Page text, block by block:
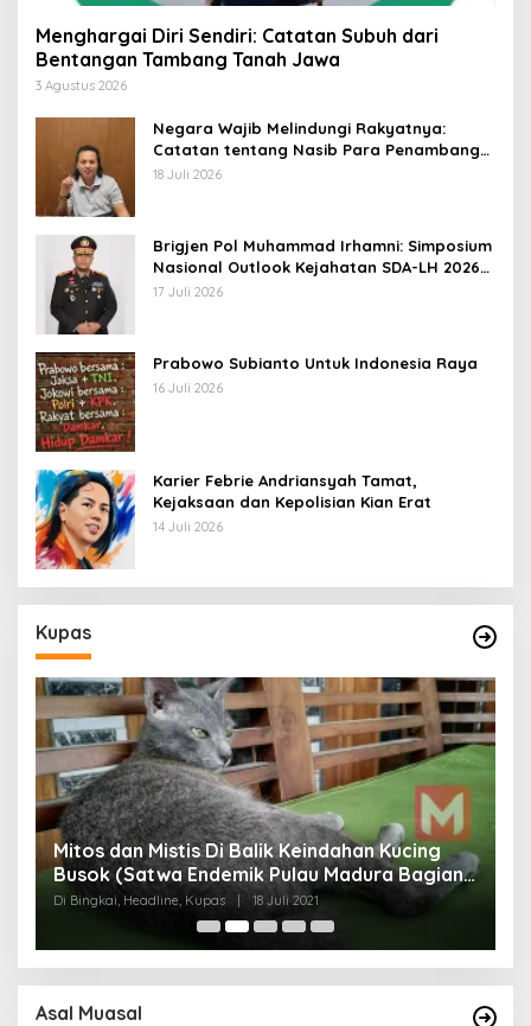
Menghargai Diri Sendiri: Catatan Subuh dari
Bentangan Tambang Tanah Jawa
3 Agustus 2026
Negara Wajib Melindungi Rakyatnya:
Catatan tentang Nasib Para Penambang
Belerang Kawah Ijen
18 Juli 2026
Brigjen Pol Muhammad Irhamni: Simposium
Nasional Outlook Kejahatan SDA-LH 2026–
2030 Beri Banyak Masukan Bagi APH
17 Juli 2026
Prabowo Subianto Untuk Indonesia Raya
16 Juli 2026
Karier Febrie Andriansyah Tamat,
Kejaksaan dan Kepolisian Kian Erat
14 Juli 2026
Kupas
Mitos dan Mistis Di Balik Keindahan Kucing
Busok (Satwa Endemik Pulau Madura Bagian
I)
Di Bingkai, Headline, Kupas 18 Juli 2021
Asal Muasal